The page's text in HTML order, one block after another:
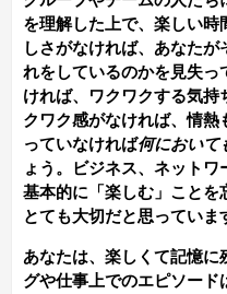
を理解した上で、楽しい
しさがなければ、あなた
れをしているのかを見失
ければ、ワクワクする気
クワク感がなければ、情
っていなければ何において
ょう。ビジネス、ネット
基本的に「楽しむ」こと
とても大切だと思っていま
あなたは、楽しくて記憶
グや仕事上でのエピソード